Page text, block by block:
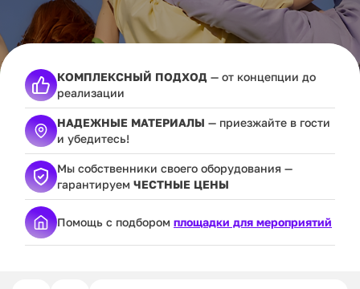
КОМПЛЕКСНЫЙ ПОДХОД — от концепции до
реализации
НАДЕЖНЫЕ МАТЕРИАЛЫ — приезжайте в гости
и убедитесь!
Мы собственники своего оборудования —
гарантируем ЧЕСТНЫЕ ЦЕНЫ
Помощь с подбором площадки для мероприятий